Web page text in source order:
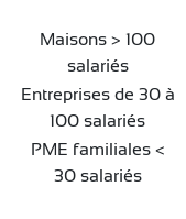
Maisons > 100
salariés
Entreprises de 30 à
100 salariés
PME familiales <
30 salariés